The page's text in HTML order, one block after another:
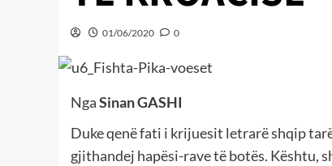
01/06/2020 0
NgaSinan GASHI
Duke qenë fati i krijuesit letrarë shqip
gjithandej hapësi-rave të botës. Kështu,